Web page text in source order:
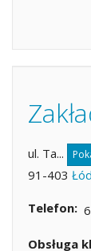
ul. Ta...
91-403
Telefon
Obsługa